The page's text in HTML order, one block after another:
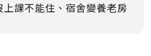
上課不能住、宿舍變養老房